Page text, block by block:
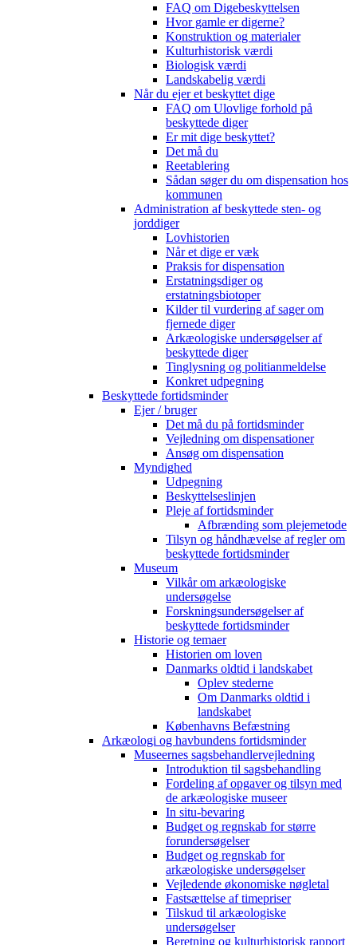
FAQ om Digebeskyttelsen
Hvor gamle er digerne?
Konstruktion og materialer
Kulturhistorisk værdi
Biologisk værdi
Landskabelig værdi
Når du ejer et beskyttet dige
FAQ om Ulovlige forhold på
beskyttede diger
Er mit dige beskyttet?
Det må du
Reetablering
Sådan søger du om dispensation hos
kommunen
Administration af beskyttede sten- og
jorddiger
Lovhistorien
Når et dige er væk
Praksis for dispensation
Erstatningsdiger og
erstatningsbiotoper
Kilder til vurdering af sager om
fjernede diger
Arkæologiske undersøgelser af
beskyttede diger
Tinglysning og politianmeldelse
Konkret udpegning
Beskyttede fortidsminder
Ejer / bruger
Det må du på fortidsminder
Vejledning om dispensationer
Ansøg om dispensation
Myndighed
Udpegning
Beskyttelseslinjen
Pleje af fortidsminder
Afbrænding som plejemetode
Tilsyn og håndhævelse af regler om
beskyttede fortidsminder
Museum
Vilkår om arkæologiske
undersøgelse
Forskningsundersøgelser af
beskyttede fortidsminder
Historie og temaer
Historien om loven
Danmarks oldtid i landskabet
Oplev stederne
Om Danmarks oldtid i
landskabet
Københavns Befæstning
Arkæologi og havbundens fortidsminder
Museernes sagsbehandlervejledning
Introduktion til sagsbehandling
Fordeling af opgaver og tilsyn med
de arkæologiske museer
In situ-bevaring
Budget og regnskab for større
forundersøgelser
Budget og regnskab for
arkæologiske undersøgelser
Vejledende økonomiske nøgletal
Fastsættelse af timepriser
Tilskud til arkæologiske
undersøgelser
Beretning og kulturhistorisk rapport